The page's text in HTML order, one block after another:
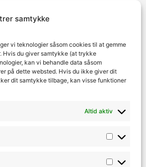
samtykke
vi teknologier såsom cookies til at gemme
Hvis du giver samtykke (at trykke
kan vi behandle data såsom
på dette websted. Hvis du ikke giver dit
dit samtykke tilbage, kan visse funktioner
Altid aktiv
Next→